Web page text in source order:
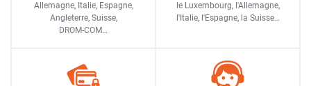
Allemagne, Italie, Espagne,
Angleterre, Suisse,
DROM-COM…
le Luxembourg, l'Allemagne,
l'Italie, l'Espagne, la Suisse…